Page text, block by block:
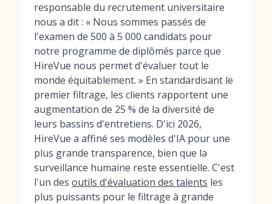
responsable du recrutement universitaire
nous a dit : « Nous sommes passés de
l'examen de 500 à 5 000 candidats pour
notre programme de diplômés parce que
HireVue nous permet d'évaluer tout le
monde équitablement. » En standardisant le
premier filtrage, les clients rapportent une
augmentation de 25 % de la diversité de
leurs bassins d'entretiens. D'ici 2026,
HireVue a affiné ses modèles d'IA pour une
plus grande transparence, bien que la
surveillance humaine reste essentielle. C'est
l'un des outils d'évaluation des talents les
plus puissants pour le filtrage à grande